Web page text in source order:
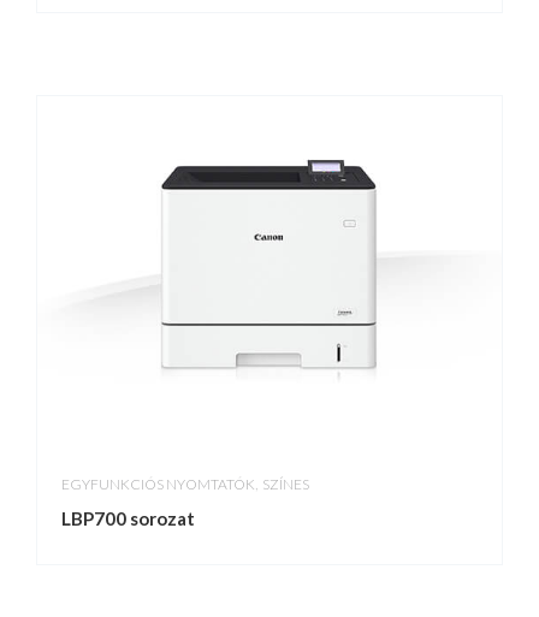
EGYFUNKCIÓS NYOMTATÓK SZÍNES
LBP700 sorozat